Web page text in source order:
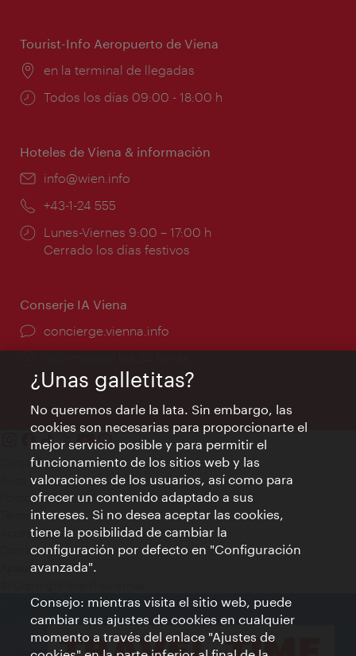
Tourist-Info Aeropuerto de Viena
Lugar:
en la terminal de llegadas
Horarios
Todos los días 09:00 - 18:00 h
Hoteles de Viena & información
e-
info@wien.info
Teléfono:
+43-1-24 555
Horarios
de
Lunes-Viernes 9:00 – 17:00 h
Cerrado los días festivos
Conserje IA Viena
concierge.vienna.info
Contacto
Aviso legal
Política de privacidad de datos
Terms of Use
Accesibilidad
Contacto para la prensa
Ajustes de cookie
¿Unas galletitas?
No queremos darle la lata. Sin embargo, las
cookies son necesarias para proporcionarte el
mejor servicio posible y para permitir el
funcionamiento de los sitios web y las
valoraciones de los usuarios, así como para
ofrecer un contenido adaptado a sus
intereses. Si no desea aceptar las cookies,
tiene la posibilidad de cambiar la
configuración por defecto en "Configuración
avanzada".
Consejo: mientras visita el sitio web, puede
cambiar sus ajustes de cookies en cualquier
momento a través del enlace "Ajustes de